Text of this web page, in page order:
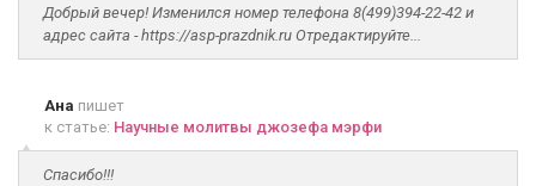
Добрый вечер! Изменился номер телефона 8(499)394-22-42 и
адрес сайта - https://asp-prazdnik.ru Отредактируйте...
Ана пишет
к статье: Научные молитвы джозефа мэрфи
Спасибо!!!